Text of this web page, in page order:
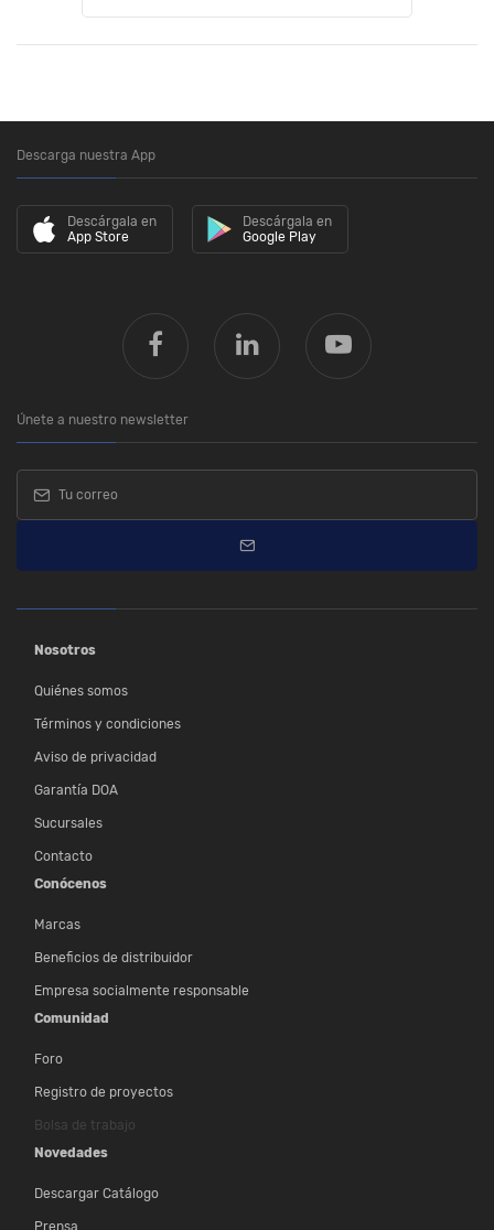
Descarga nuestra App
Descárgala en
App Store
Descárgala en
Google Play
Únete a nuestro newsletter
Nosotros
Quiénes somos
Términos y condiciones
Aviso de privacidad
Garantía DOA
Sucursales
Contacto
Conócenos
Marcas
Beneficios de distribuidor
Empresa socialmente responsable
Comunidad
Foro
Registro de proyectos
Bolsa de trabajo
Novedades
Descargar Catálogo
Prensa